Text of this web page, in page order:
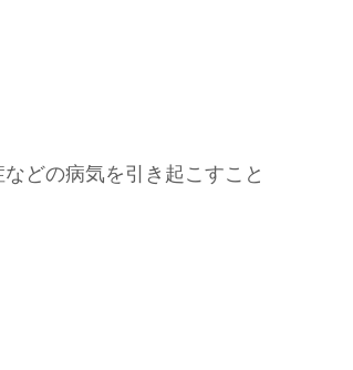
どの病気を引き起こすこと